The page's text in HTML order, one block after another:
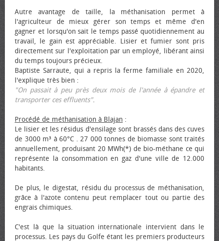
Autre avantage de taille, la méthanisation permet à
l'agriculteur de mieux gérer son temps et même d'en
gagner et lorsqu'on sait le temps passé quotidiennement au
travail, le gain est appréciable. Lisier et fumier sont pris
directement sur l'exploitation par un employé, libérant ainsi
du temps toujours précieux.
Baptiste Sarraute, qui a repris la ferme familiale en 2020,
l'explique très bien :
"On passait à peu près deux mois de l'année à épandre et
transporter ces effluents".
Procédé de méthanisation à Blajan :
Le lisier et les résidus d'ensilage sont brassés dans des cuves
de 3000 m³ à 60°C . 27 000 tonnes de biomasse sont traités
annuellement, produisant 20 MWh(*) de bio-méthane ce qui
représente la consommation en gaz d'une ville de 12.000
habitants.
De plus, le digestat, résidu du processus de méthanisation,
grâce à l'azote contenu peut remplacer tout ou partie des
engrais chimiques.
C'est là que la situation internationale intervient dans le
processus. Les pays du Golfe étant les premiers producteurs